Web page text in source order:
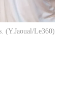
(Y.Jaoual/Le360)